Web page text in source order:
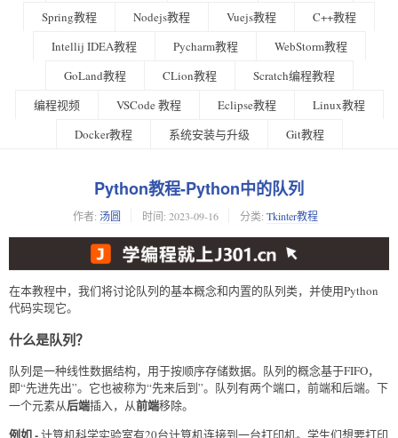
Spring教程
Nodejs教程 Vuejs教程
C++教程
Intellij IDEA教程
Pycharm教程
WebStorm教程
GoLand教程
CLion教程
Scratch编程教程
编程视频
VSCode 教程 Eclipse教程
Linux教程
Docker教程
系统安装与升级 Git教程
Python教程-Python中的队列
作者: 汤圆 时间: 2023-09-16 分类: Tkinter教程
在本教程中，我们将讨论队列的基本概念和内置的队列类，并使用Python
代码实现它。
什么是队列？
队列是一种线性数据结构，用于按顺序存储数据。队列的概念基于FIFO，
即“先进先出”。它也被称为“先来后到”。队列有两个端口，前端和后端。下
一个元素从后端插入，从前端移除。
例如 -计算机科学实验室有20台计算机连接到一台打印机。学生们想要打印